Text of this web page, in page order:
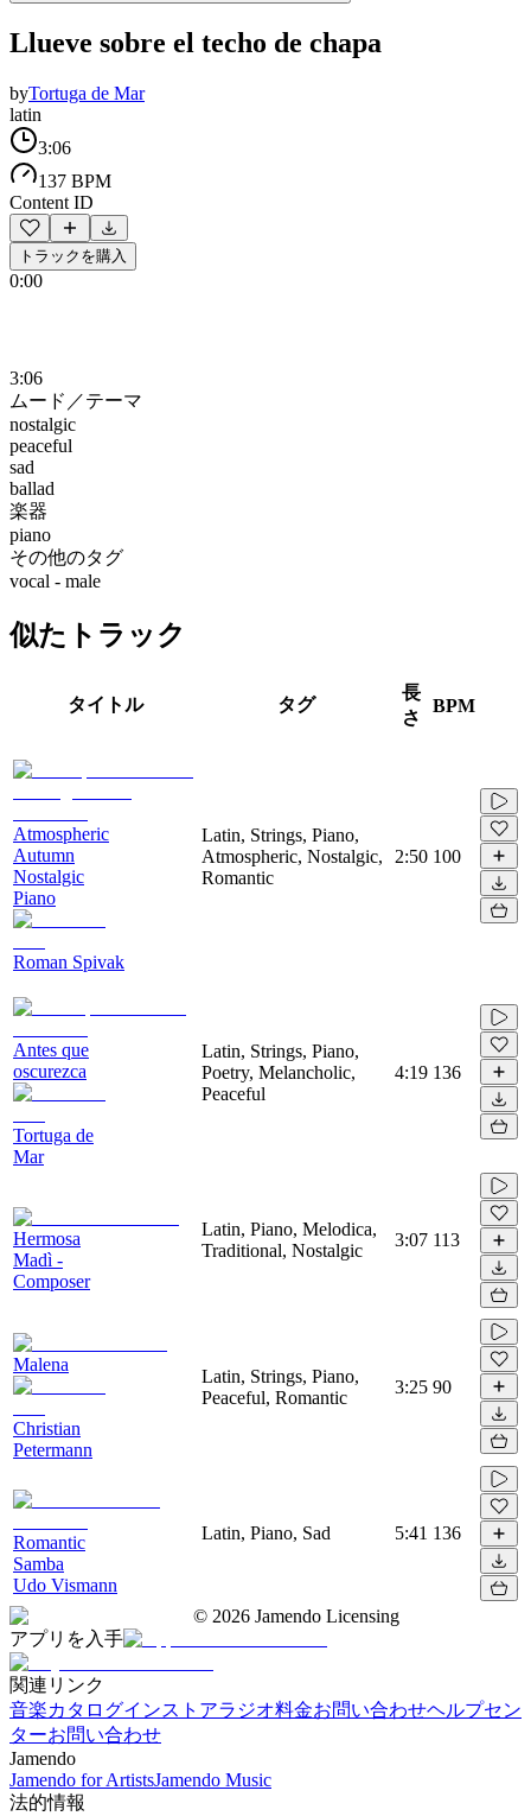
Llueve sobre el techo de chapa
byTortuga de Mar
latin
3:06
137 BPM
Content ID
トラックを購入
0:00
3:06
ムード／テーマ
nostalgic
peaceful
sad
ballad
楽器
piano
その他のタグ
vocal - male
似たトラック
タイトル タグ
長
さ
BPM
Atmospheric
Autumn
Nostalgic
Piano
Roman Spivak
Latin, Strings, Piano,
Atmospheric, Nostalgic,
Romantic
2:50 100
Antes que
oscurezca
Tortuga de
Mar
Latin, Strings, Piano,
Poetry, Melancholic,
Peaceful
4:19 136
Hermosa
Madì -
Composer
Latin, Piano, Melodica,
Traditional, Nostalgic
3:07 113
Malena
Christian
Petermann
Latin, Strings, Piano,
Peaceful, Romantic
3:25 90
Romantic
Samba
Udo Vismann
Latin, Piano, Sad 5:41 136
© 2026 Jamendo Licensing
アプリを入手
関連リンク
音楽カタログインストアラジオ料金お問い合わせヘルプセン
ターお問い合わせ
Jamendo
Jamendo for ArtistsJamendo Music
法的情報